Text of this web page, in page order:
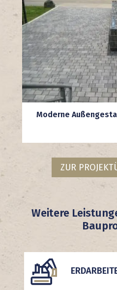
Moderne
ZUR
Weitere